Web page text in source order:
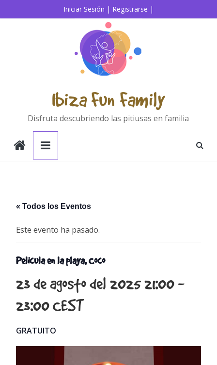
al
Iniciar Sesión | Registrarse |
Ibiza Fun Family
Disfruta descubriendo las pitiusas en familia
« Todos los Eventos
Este evento ha pasado.
Pelicula en la playa, Coco
23 de agosto del 2025 21:00 -
23:00CEST
GRATUITO